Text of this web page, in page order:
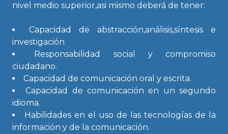
nivel medio superior,asi mismo deberá de tener:
Capacidad de abstracción,análisis,síntesis e
investigación
Responsabilidad social y compromiso
ciudadano.
Capacidad de comunicación oral y escrita.
Capacidad de comunicación en un segundo
idioma.
Habilidades en el uso de las tecnologías de la
información y de la comunicación.